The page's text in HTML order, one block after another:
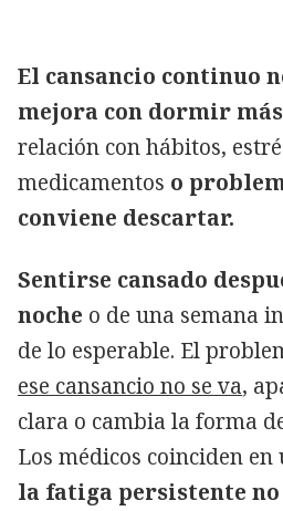
Copiar
El cansancio continuo
mejora con dormir
relación con hábitos,
medicamentos o
conviene descartar.
Sentirse cansado
noche o de una semana
de lo esperable. El
ese cansancio no se va,
clara o cambia la forma
Los médicos coinciden
la fatiga persistente no